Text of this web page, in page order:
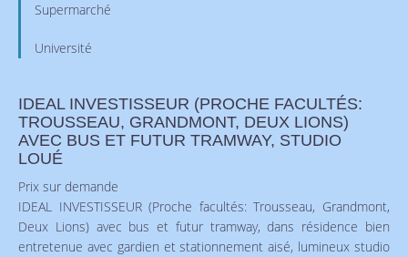
Supermarché
Université
IDEAL INVESTISSEUR (PROCHE FACULTÉS:
TROUSSEAU, GRANDMONT, DEUX LIONS)
AVEC BUS ET FUTUR TRAMWAY, STUDIO
LOUÉ
Prix sur demande
IDEAL INVESTISSEUR (Proche facultés: Trousseau, Grandmont,
Deux Lions) avec bus et futur tramway, dans résidence bien
entretenue avec gardien et stationnement aisé, lumineux studio